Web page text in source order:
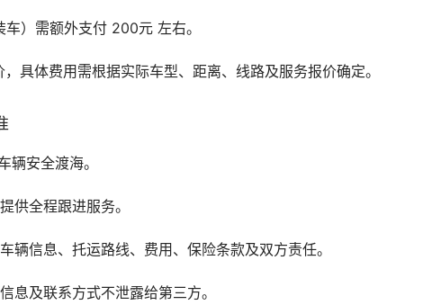
）需额外支付 200元 左右。
具体费用需根据实际车型、距离、线路及服务报价确定。
辆安全渡海。
供全程跟进服务。
辆信息、托运路线、费用、保险条款及双方责任。
息及联系方式不泄露给第三方。